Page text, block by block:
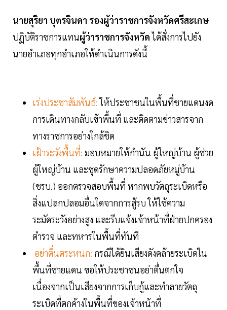
นายสุริยา บุตรจินดา รองผู้ว่าราชการจังหวัดศรีสะเกษ
ปฏิบัติราชการแทนผู้ว่าราชการจังหวัดได้สั่งการไปยัง
นายอำเภอทุกอำเภอให้ดำเนินการดังนี้
เร่งประชาสัมพันธ์:ให้ประชาชนในพื้นที่ชายแดนงด
การเดินทางกลับเข้าพื้นที่ และติดตามข่าวสารจาก
ทางราชการอย่างใกล้ชิด
เฝ้าระวังพื้นที่: มอบหมายให้กำนัน ผู้ใหญ่บ้าน ผู้ช่วย
ผู้ใหญ่บ้าน และชุดรักษาความปลอดภัยหมู่บ้าน
(ชรบ.) ออกตรวจสอบพื้นที่ หากพบวัตถุระเบิดหรือ
สิ่งแปลกปลอมอื่นใดจากการสู้รบ ให้ใช้ความ
ระมัดระวังอย่างสูง และรีบแจ้งเจ้าหน้าที่ฝ่ายปกครอง
ตำรวจ และทหารในพื้นที่ทันที
อย่าตื่นตระหนก: กรณีได้ยินเสียงดังคล้ายระเบิดใน
พื้นที่ชายแดน ขอให้ประชาชนอย่าตื่นตกใจ
เนื่องจากเป็นเสียงจากการเก็บกู้และทำลายวัตถุ
ระเบิดที่ตกค้างในพื้นที่ของเจ้าหน้าที่